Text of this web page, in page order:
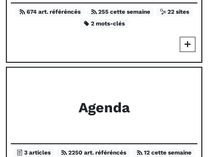
674 art. référéncés 255 cette semaine
22 sites
2 mots-clés
Agenda
3 articles 2250 art. référéncés
12 cette semaine